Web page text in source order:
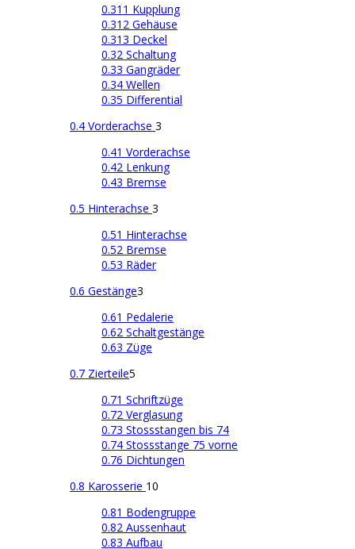
0.311 Kupplung
0.312 Gehäuse
0.313 Deckel
0.32 Schaltung
0.33 Gangräder
0.34 Wellen
0.35 Differential
0.4 Vorderachse 3
0.41 Vorderachse
0.42 Lenkung
0.43 Bremse
0.5 Hinterachse 3
0.51 Hinterachse
0.52 Bremse
0.53 Räder
0.6 Gestänge3
0.61 Pedalerie
0.62 Schaltgestänge
0.63 Züge
0.7 Zierteile5
0.71 Schriftzüge
0.72 Verglasung
0.73 Stossstangen bis 74
0.74 Stossstange 75 vorne
0.76 Dichtungen
0.8 Karosserie 10
0.81 Bodengruppe
0.82 Aussenhaut
0.83 Aufbau